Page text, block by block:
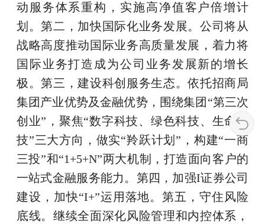
动服务体系重构，实施高净值客户倍增计
划。第二，加快国际化业务发展。公司将从
战略高度推动国际业务高质量发展，着力将
国际业务打造成为公司业务发展新的增长
极。第三，建设科创服务生态。依托招商局
集团产业优势及金融优势，围绕集团“第三次
创业”，聚焦“数字科技、绿色科技、生命科
技”三大方向，做实“羚跃计划”，构建“一商
三投”和“1+5+N”两大机制，打造面向客户的
一站式金融服务能力。第四，加强I证券公司
建设，加快“I+”运用落地。第五，守住风险
底线。继续全面深化风险管理和内控体系，